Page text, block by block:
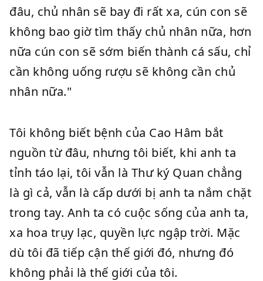
đâu, chủ nhân sẽ bay đi rất xa, cún con sẽ
không bao giờ tìm thấy chủ nhân nữa, hơn
nữa cún con sẽ sớm biến thành cá sấu, chỉ
cần không uống rượu sẽ không cần chủ
nhân nữa."
Tôi không biết bệnh của Cao Hâm bắt
nguồn từ đâu, nhưng tôi biết, khi anh ta
tỉnh táo lại, tôi vẫn là Thư ký Quan chẳng
là gì cả, vẫn là cấp dưới bị anh ta nắm chặt
trong tay. Anh ta có cuộc sống của anh ta,
xa hoa trụy lạc, quyền lực ngập trời. Mặc
dù tôi đã tiếp cận thế giới đó, nhưng đó
không phải là thế giới của tôi.